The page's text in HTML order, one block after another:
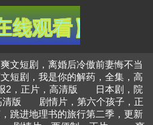
爽文短剧，离婚后冷傲前妻悔不当
短剧，我是你的解药，全集，高
2，正片，高清版
日本剧，院
版
剧情片，第六个孩子，正
跳进地理书的旅行第二季，更新